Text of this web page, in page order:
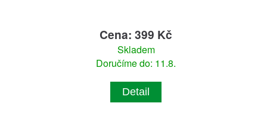
Cena: 399 Kč
Skladem
Doručíme do: 11.8.
Detail